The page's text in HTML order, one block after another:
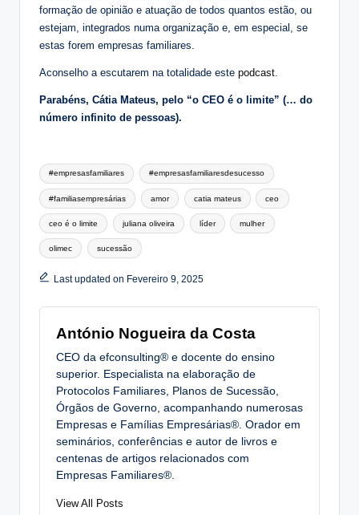
formação de opinião e atuação de todos quantos estão, ou
estejam, integrados numa organização e, em especial, se
estas forem empresas familiares.
Aconselho a escutarem na totalidade este podcast
Parabéns, Cátia Mateus, pelo “o CEO é o limite” (… do
número infinito de pessoas).
Tags:
#empresasfamiliares #empresasfamiliaresdesucesso
#familiasempresárias amor catia mateus ceo
ceo é o limite juliana oliveira líder mulher
olimec sucessão
Last updated on Fevereiro 9, 2025
António Nogueira da Costa
CEO da efconsulting® e docente do ensino
superior. Especialista na elaboração de
Protocolos Familiares, Planos de Sucessão,
Órgãos de Governo, acompanhando numerosas
Empresas e Famílias Empresárias®. Orador em
seminários, conferências e autor de livros e
centenas de artigos relacionados com
Empresas Familiares®.
View All Posts